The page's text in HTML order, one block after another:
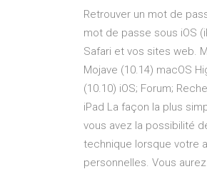
Retrouver un mot de
mot de passe sous iOS
Safari et vos sites web.
Mojave (10.14) macOS
(10.10) iOS; Forum;
iPad La façon la plus
vous avez la possibilité
technique lorsque votre
personnelles. Vous